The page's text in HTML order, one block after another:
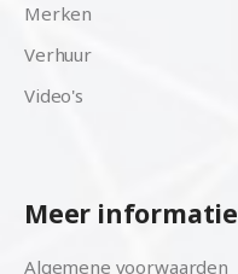
Merken
Verhuur
Video's
Meer informatie
Algemene voorwaarden